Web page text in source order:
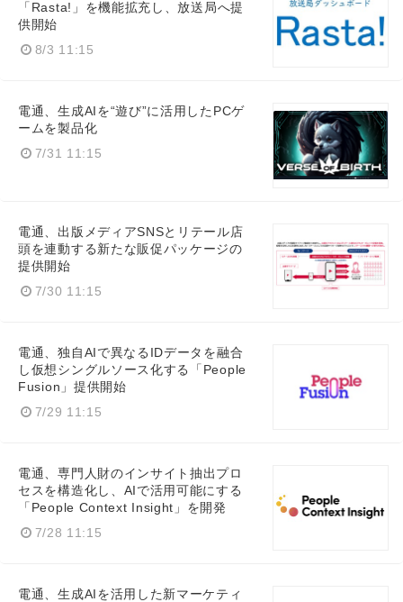
「Rasta!」を機能拡充し、放送局へ提
供開始
8/3 11:15
電通、生成AIを“遊び”に活用したPCゲ
ームを製品化
7/31 11:15
電通、出版メディアSNSとリテール店
頭を連動する新たな販促パッケージの
提供開始
7/30 11:15
電通、独自AIで異なるIDデータを融合
し仮想シングルソース化する「People
Fusion」提供開始
7/29 11:15
電通、専門人財のインサイト抽出プロ
セスを構造化し、AIで活用可能にする
「People Context Insight」を開発
7/28 11:15
電通、生成AIを活用した新マーケティ